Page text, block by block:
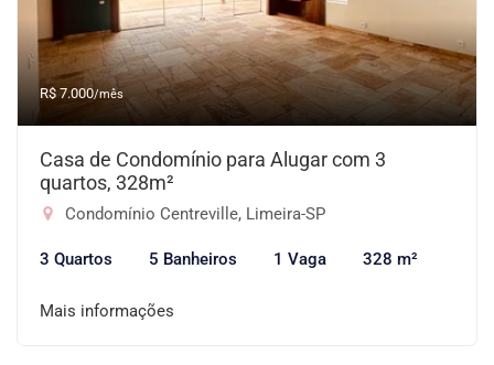
R$ 7.000/mês
Casa de Condomínio para Alugar com 3
quartos, 328m²
Condomínio Centreville, Limeira-SP
3 Quartos 5 Banheiros 1 Vaga 328 m²
Mais informações